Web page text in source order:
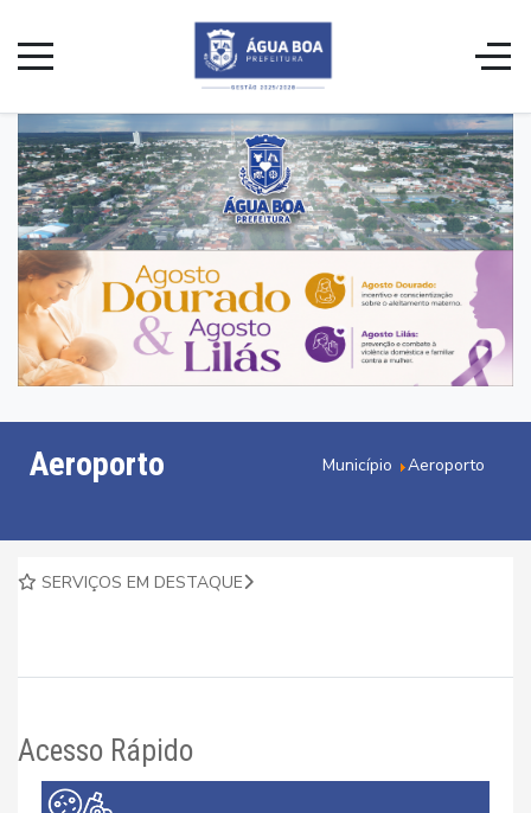
Aeroporto Município Aeroporto
SERVIÇOS EM DESTAQUE
Acesso Rápido